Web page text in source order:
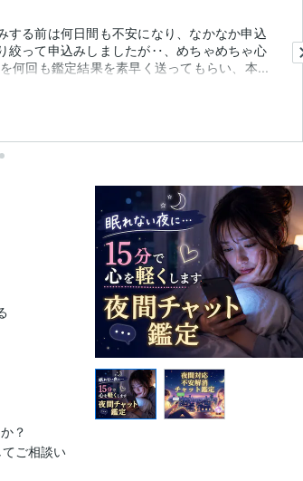
る前は何日間も不安になり、なかなか申込
絞って申込みしましたが‥、めちゃめちゃ心
何回も鑑定結果を素早く送ってもらい、本...
？
ご相談い